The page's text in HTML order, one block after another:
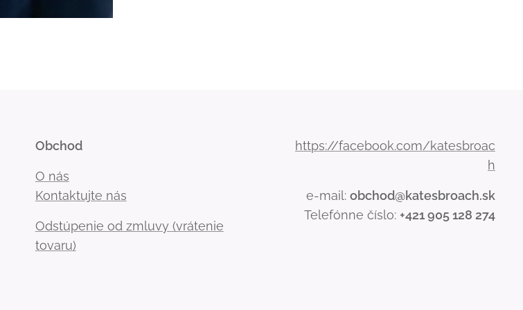
Obchod
O nás
Kontaktujte nás
Odstúpenie od zmluvy (vrátenie
tovaru)
https://facebook.com/katesbroac
h
e-mail: obchod@katesbroach.sk
Telefónne číslo: +421 905 128 274